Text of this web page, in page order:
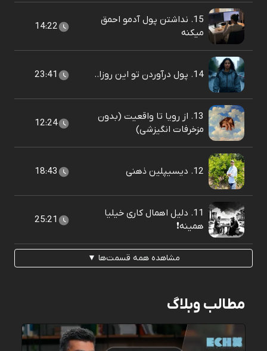
15. نداشتن پول آدمو احمق
میکنه
14:22
14. پول درآوردن تو این روزا.. 23:41
13. از رویا تا واقعیت (بدون
مزخرفات انگیزشی)
12:24
12. دیسیپلین ذهنی 18:43
11. دلیل اهمال کاری خیلیا
همینه❗️
25:21
مشاهده همه قسمت‌ها ▼
مطالب وبلاگ